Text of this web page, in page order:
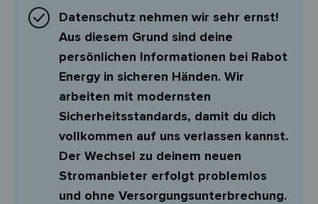
Datenschutz nehmen wir sehr ernst!
Aus diesem Grund sind deine
persönlichen Informationen bei Rabot
Energy in sicheren Händen. Wir
arbeiten mit modernsten
Sicherheitsstandards, damit du dich
vollkommen auf uns verlassen kannst.
Der Wechsel zu deinem neuen
Stromanbieter erfolgt problemlos
und ohne Versorgungsunterbrechung.